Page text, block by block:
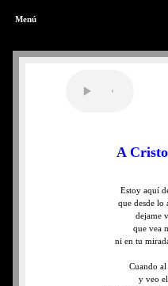
Menú
A
Estoy aquí
que desde lo
dejame
que vea
ni en tu
Cuando al
y veo